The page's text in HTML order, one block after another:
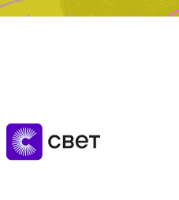
Дружба, любовь, взросление
Читать